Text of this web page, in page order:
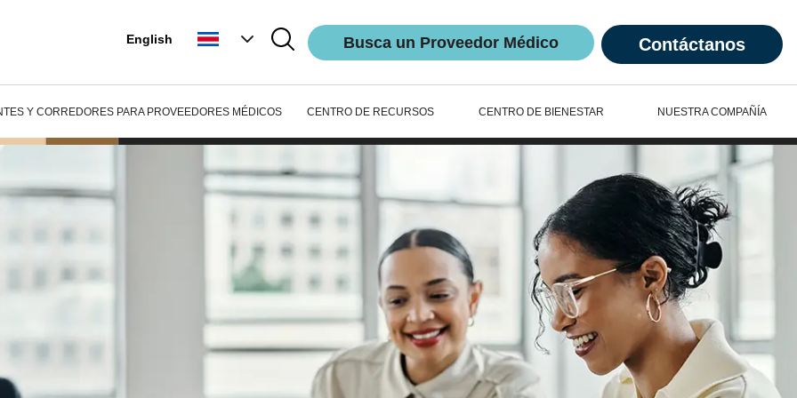
English Busca un Proveedor Médico Contáctanos
Y CORREDORES PARA PROVEEDORES MÉDICOS CENTRO DE RECURSOS CENTRO DE BIENESTAR NUESTRA COMPAÑÍA